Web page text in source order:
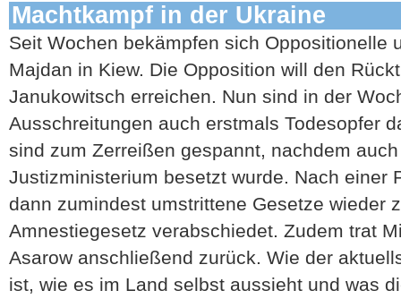
Machtkampf in der Ukraine
Seit Wochen bekämpfen sich Oppositionelle
Majdan in Kiew. Die Opposition will den
Janukowitsch erreichen. Nun sind in der
Ausschreitungen auch erstmals Todesopfer
sind zum Zerreißen gespannt, nachdem
Justizministerium besetzt wurde. Nach einer
dann zumindest umstrittene Gesetze wieder
Amnestiegesetz verabschiedet. Zudem trat
Asarow anschließend zurück. Wie der
ist, wie es im Land selbst aussieht und was